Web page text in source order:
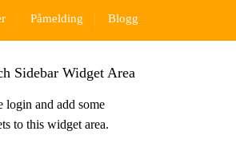
Påmelding Blogg
Sidebar Widget Area
login and add some
to this widget area.